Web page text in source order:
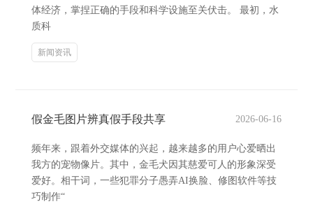
体经济，掌捏正确的手段和科学设施至关伏击。 最初，水
质科
新闻资讯
假金毛图片辨真假手段共享 2026-06-16
频年来，跟着外交媒体的兴起，越来越多的用户心爱晒出
我方的宠物像片。其中，金毛犬因其慈爱可人的形象深受
爱好。相干词，一些犯罪分子愚弄AI换脸、修图软件等技
巧制作“